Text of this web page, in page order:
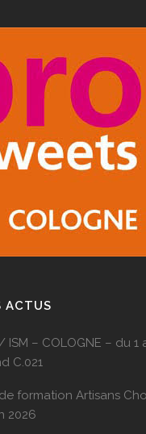
ACTUS
ISM – COLOGNE – du
C.021
formation Artisans
2026